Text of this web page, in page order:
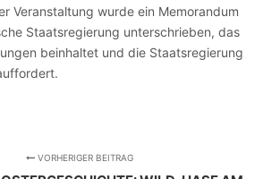
Veranstaltung wurde ein Memorandum
Staatsregierung unterschrieben, das
beinhaltet und die Staatsregierung
VORHERIGER BEITRAG